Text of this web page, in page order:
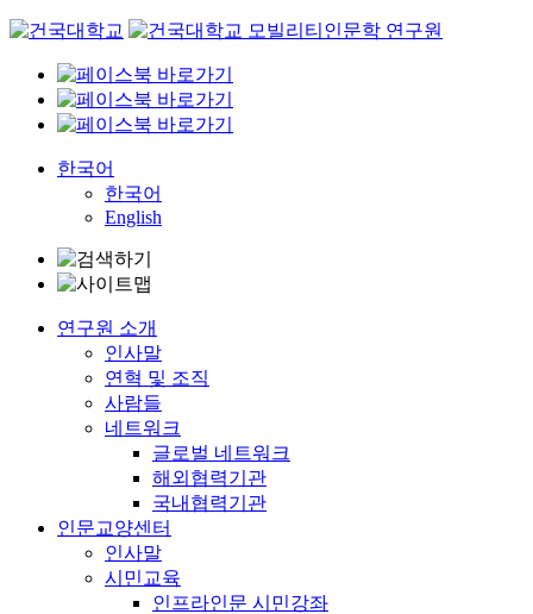
Skip
content
한국어
한국어
English
연구원 소개
인사말
연혁 및 조직
사람들
네트워크
글로벌 네트워크
해외협력기관
국내협력기관
인문교양센터
인사말
시민교육
인프라인문 시민강좌